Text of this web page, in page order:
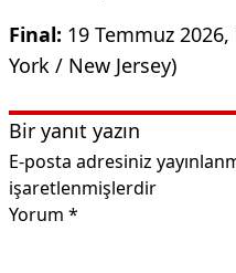
Final: 19 Temmuz
York / New Jersey)
Bir yanıt yazın
E-posta adresiniz
işaretlenmişlerdir
Yorum *